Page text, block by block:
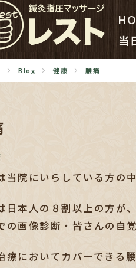
当
Blog 健康 腰痛
当院にいらしている方の
日本人の８割以上の方が
の画像診断・皆さんの自
療においてカバーできる